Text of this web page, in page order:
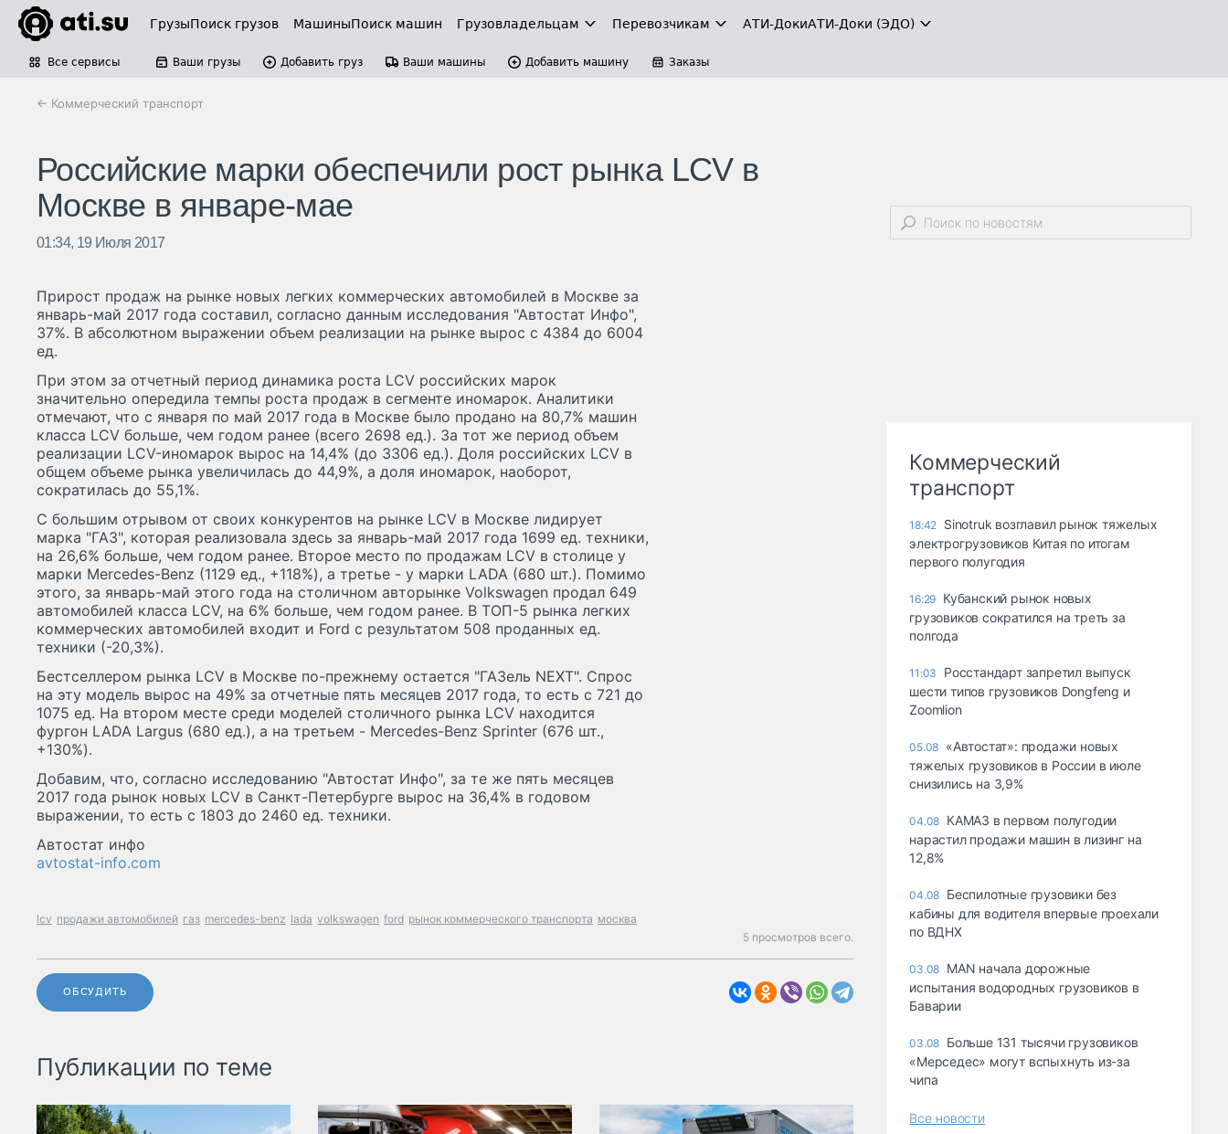
ГрузыПоиск грузов МашиныПоиск машин Грузовладельцам Перевозчикам АТИ-ДокиАТИ-Доки (ЭДО)
Все сервисы Ваши грузы Добавить груз Ваши машины Добавить машину Заказы
← Коммерческий транспорт
Российские марки обеспечили рост рынка LCV в
Москве в январе-мае
01:34, 19 Июля 2017
Прирост продаж на рынке новых легких коммерческих автомобилей в Москве за
январь-май 2017 года составил, согласно данным исследования "Автостат Инфо",
37%. В абсолютном выражении объем реализации на рынке вырос с 4384 до 6004
ед.
При этом за отчетный период динамика роста LCV российских марок
значительно опередила темпы роста продаж в сегменте иномарок. Аналитики
отмечают, что с января по май 2017 года в Москве было продано на 80,7% машин
класса LCV больше, чем годом ранее (всего 2698 ед.). За тот же период объем
реализации LCV-иномарок вырос на 14,4% (до 3306 ед.). Доля российских LCV в
общем объеме рынка увеличилась до 44,9%, а доля иномарок, наоборот,
сократилась до 55,1%.
С большим отрывом от своих конкурентов на рынке LCV в Москве лидирует
марка "ГАЗ", которая реализовала здесь за январь-май 2017 года 1699 ед. техники,
на 26,6% больше, чем годом ранее. Второе место по продажам LCV в столице у
марки Mercedes-Benz (1129 ед., +118%), а третье - у марки LADA (680 шт.). Помимо
этого, за январь-май этого года на столичном авторынке Volkswagen продал 649
автомобилей класса LCV, на 6% больше, чем годом ранее. В ТОП-5 рынка легких
коммерческих автомобилей входит и Ford с результатом 508 проданных ед.
техники (-20,3%).
Бестселлером рынка LCV в Москве по-прежнему остается "ГАЗель NEXT". Спрос
на эту модель вырос на 49% за отчетные пять месяцев 2017 года, то есть с 721 до
1075 ед. На втором месте среди моделей столичного рынка LCV находится
фургон LADA Largus (680 ед.), а на третьем - Mercedes-Benz Sprinter (676 шт.,
+130%).
Добавим, что, согласно исследованию "Автостат Инфо", за те же пять месяцев
2017 года рынок новых LCV в Санкт-Петербурге вырос на 36,4% в годовом
выражении, то есть с 1803 до 2460 ед. техники.
Автостат инфо
avtostat-info.com
lcv продажи автомобилей газ mercedes-benz lada volkswagen ford рынок коммерческого транспорта москва
5 просмотров всего.
ОБСУДИТЬ
Публикации по теме
Коммерческий
транспорт
18:42 Sinotruk возглавил рынок тяжелых
электрогрузовиков Китая по итогам
первого полугодия
16:29 Кубанский рынок новых
грузовиков сократился на треть за
полгода
11:03
Росстандарт запретил выпуск
шести типов грузовиков Dongfeng и
Zoomlion
05.08 «Автостат»: продажи новых
тяжелых грузовиков в России в июле
снизились на 3,9%
04.08 КАМАЗ в первом полугодии
нарастил продажи машин в лизинг на
12,8%
04.08 Беспилотные грузовики без
кабины для водителя впервые проехали
по ВДНХ
03.08 MAN начала дорожные
испытания водородных грузовиков в
Баварии
03.08 Больше 131 тысячи грузовиков
«Мерседес» могут вспыхнуть из-за
чипа
Все новости